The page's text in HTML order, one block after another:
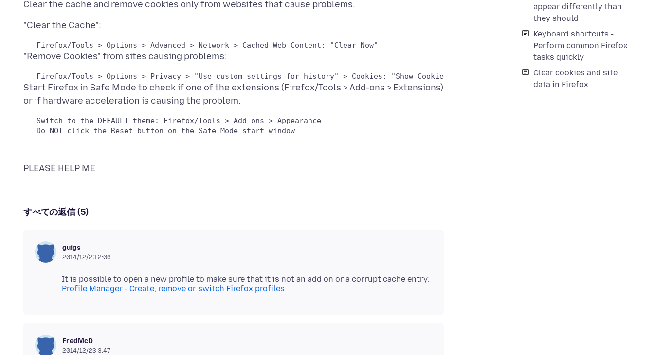
appear differently than
they should
Keyboard shortcuts -
Perform common Firefox
tasks quickly
Clear cookies and site
data in Firefox
Start Firefox in Safe Mode to check if one of the extensions (Firefox/Tools > Add-ons > Extensions)
   Switch to the DEFAULT theme: Firefox/Tools > Add-ons > Appearance
すべての返信 (5)
guigs
2014/12/23 2:06
It is possible to open a new profile to make sure that it is not an add on or a corrupt cache entry:
Profile Manager - Create, remove or switch Firefox profiles
FredMcD
2014/12/23 3:47